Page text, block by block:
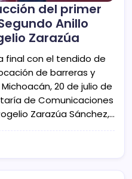
del primer
Anillo
Zarazúa
final con el tendido de
de barreras y
20 de julio de
de Comunicaciones
Zarazúa Sánchez,…